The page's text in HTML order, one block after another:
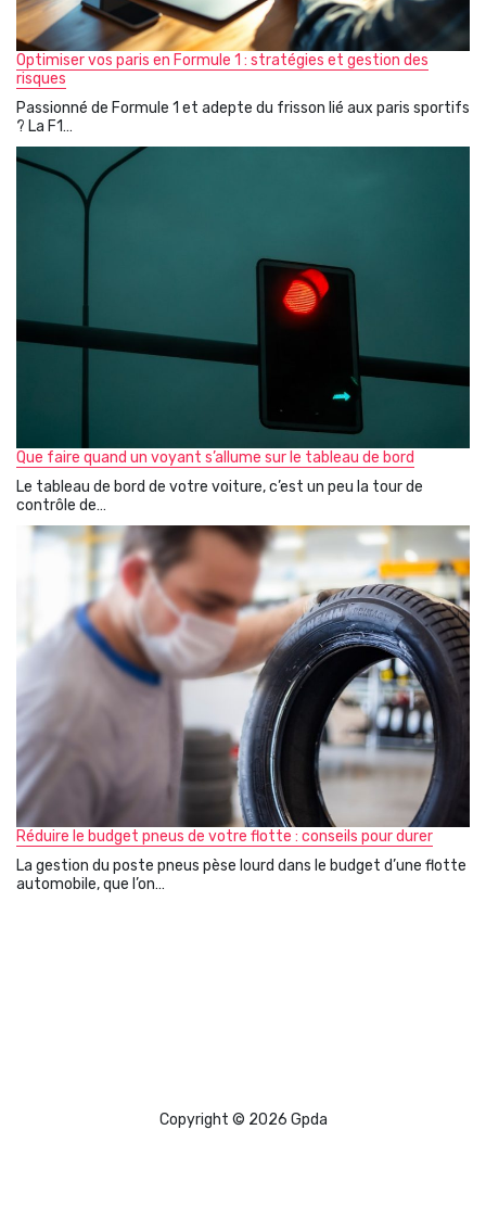
Optimiser vos paris en Formule 1 : stratégies et gestion des
risques
Passionné de Formule 1 et adepte du frisson lié aux paris sportifs
? La F1…
Que faire quand un voyant s’allume sur le tableau de bord
Le tableau de bord de votre voiture, c’est un peu la tour de
contrôle de…
Réduire le budget pneus de votre flotte : conseils pour durer
La gestion du poste pneus pèse lourd dans le budget d’une flotte
automobile, que l’on…
Copyright © 2026 Gpda